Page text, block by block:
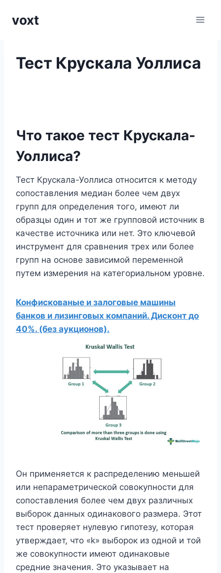
voxt
Тест Крускала Уоллиса
Что такое тест Крускала-
Уоллиса?
Тест Крускала-Уоллиса относится к методу
сопоставления медиан более чем двух
групп для определения того, имеют ли
образцы один и тот же групповой источник в
качестве источника или нет. Это ключевой
инструмент для сравнения трех или более
групп на основе зависимой переменной
путем измерения на категориальном уровне.
Конфискованые и залоговые машины
банков и лизинговых компаний. Дисконт до
40%. (без аукционов).
Он применяется к распределению меньшей
или непараметрической совокупности для
сопоставления более чем двух различных
выборок данных одинакового размера. Этот
тест проверяет нулевую гипотезу, которая
утверждает, что «k» выборок из одной и той
же совокупности имеют одинаковые
средние значения. Это указывает на